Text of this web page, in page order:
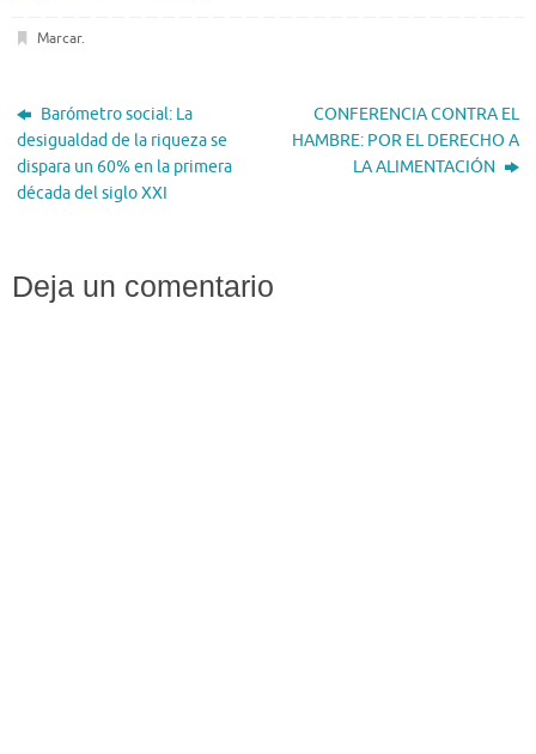
e
o
o
k
o
n
ar
ti
Marcar.
Barómetro social: La
desigualdad de la riqueza se
dispara un 60% en la primera
década del siglo XXI
CONFERENCIA CONTRA EL
HAMBRE: POR EL DERECHO A
LA ALIMENTACIÓN
Deja un comentario